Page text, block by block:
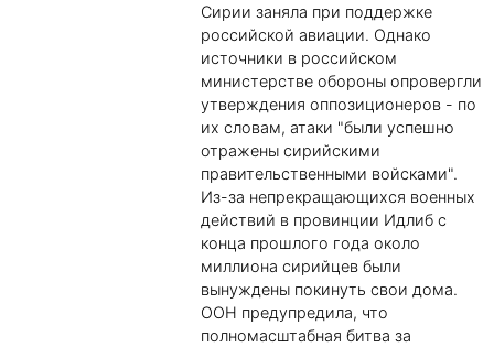
Сирии заняла при поддержке
российской авиации. Однако
источники в российском
министерстве обороны опровергли
утверждения оппозиционеров - по
их словам, атаки "были успешно
отражены сирийскими
правительственными войсками".
Из-за непрекращающихся военных
действий в провинции Идлиб с
конца прошлого года около
миллиона сирийцев были
вынуждены покинуть свои дома.
ООН предупредила, что
полномасштабная битва за